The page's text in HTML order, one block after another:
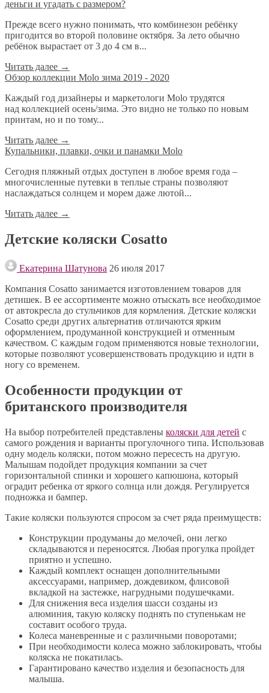
деньги и угадать с размером?
Прежде всего нужно понимать, что комбинезон ребёнку
пригодится во второй половине октября. За лето обычно
ребёнок вырастает от 3 до 4 см в...
Читать далее →
Обзор коллекции Molo зима 2019 - 2020
Каждый год дизайнеры и маркетологи Molo трудятся
над коллекцией осень/зима. Это видно не только по новым
принтам, но и по тому...
Читать далее →
Купальники, плавки, очки и панамки Molo
Сегодня пляжный отдых доступен в любое время года –
многочисленные путевки в теплые страны позволяют
наслаждаться солнцем и морем даже лютой...
Читать далее →
Детские коляски Cosatto
Екатерина Шатунова 26 июля 2017
Компания Cosatto занимается изготовлением товаров для
детишек. В ее ассортименте можно отыскать все необходимое
от автокресла до стульчиков для кормления. Детские коляски
Cosatto среди других альтернатив отличаются ярким
оформлением, продуманной конструкцией и отменным
качеством. С каждым годом применяются новые технологии,
которые позволяют усовершенствовать продукцию и идти в
ногу со временем.
Особенности продукции от
британского производителя
На выбор потребителей представлены коляски для детей с
самого рождения и варианты прогулочного типа. Использовав
одну модель коляски, потом можно пересесть на другую.
Малышам подойдет продукция компании за счет
горизонтальной спинки и хорошего капюшона, который
оградит ребенка от яркого солнца или дождя. Регулируется
подножка и бампер.
Такие коляски пользуются спросом за счет ряда преимуществ:
Конструкции продуманы до мелочей, они легко
складываются и переносятся. Любая прогулка пройдет
приятно и успешно.
Каждый комплект оснащен дополнительными
аксессуарами, например, дождевиком, флисовой
вкладкой на застежке, нагрудными подушечками.
Для снижения веса изделия шасси созданы из
алюминия, такую коляску поднять по ступенькам не
составит особого труда.
Колеса маневренные и с различными поворотами;
При необходимости колеса можно заблокировать, чтобы
коляска не покатилась.
Гарантировано качество изделия и безопасность для
малыша.